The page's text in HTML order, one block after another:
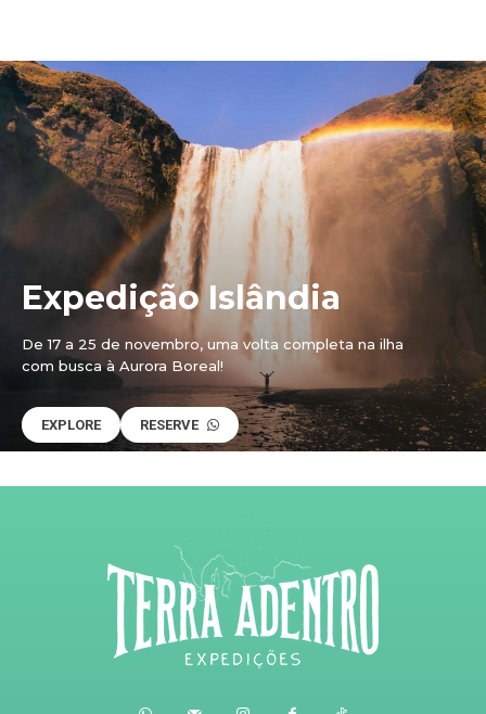
Expedição Islândia
De 17 a 25 de novembro, uma volta completa na ilha
com busca à Aurora Boreal!
EXPLORE RESERVE